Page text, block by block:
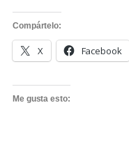
Compártelo:
X Facebook
Me gusta esto: